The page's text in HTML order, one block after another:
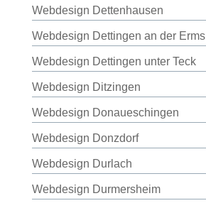
Webdesign Dettenhausen
Webdesign Dettingen an der Erms
Webdesign Dettingen unter Teck
Webdesign Ditzingen
Webdesign Donaueschingen
Webdesign Donzdorf
Webdesign Durlach
Webdesign Durmersheim